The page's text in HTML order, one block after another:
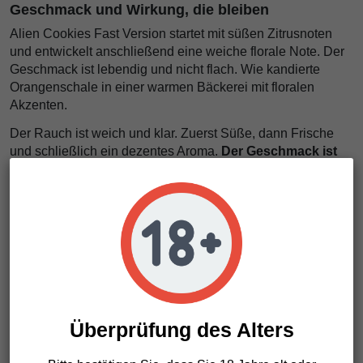
Geschmack und Wirkung, die bleiben
Alien Cookies Fast Version startet mit süßen Zitrusnoten
und entwickelt anschließend eine weiche florale Note. Der
Geschmack ist lebendig und nicht flach. Wie kandierte
Orangenschale in einer warmen Bäckerei mit floralen
Akzenten.
Der Rauch ist weich und klar. Zuerst Süße, dann Frische
und schließlich ein dezentes Aroma. Der Geschmack ist
Die Wirkung bringt gute Stimmung, mentale Klarheit und
körperliche Entspannung. Kein schweres Gefühl, kein
Es ist, als würde dein Geist ein Fenster öffnen
und dein Körper ein Sofa finden. Kreativ und ruhig
Eigenschaften von Alien Cookies Fast
VersionÜberprüfung des Alters